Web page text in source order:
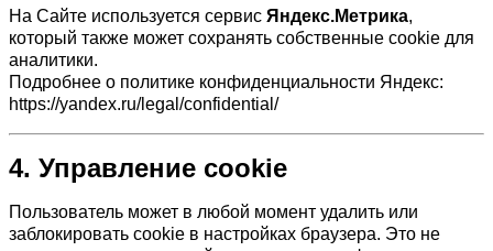
На Сайте используется сервис Яндекс.Метрика,
который также может сохранять собственные cookie для
аналитики.
Подробнее о политике конфиденциальности Яндекс:
https://yandex.ru/legal/confidential/
4. Управление cookie
Пользователь может в любой момент удалить или
заблокировать cookie в настройках браузера. Это не